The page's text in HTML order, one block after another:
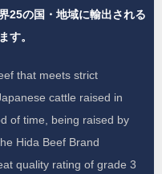
25の国・地域に輸出される
す。
that meets strict
cattle raised in
of time, being raised by
Hida Beef Brand
quality rating of grade 3